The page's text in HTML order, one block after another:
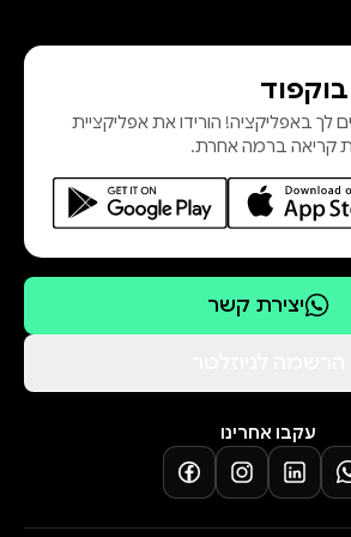
לך באפליקציה! הורידו את אפליקציית
קריאה ברמה אחרת.
יצירת קשר
עקבו אחרינו